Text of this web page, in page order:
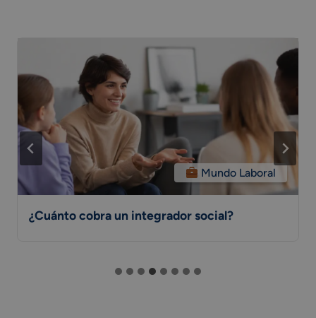
Mundo Laboral
¿Cuánto cobra un integrador social?